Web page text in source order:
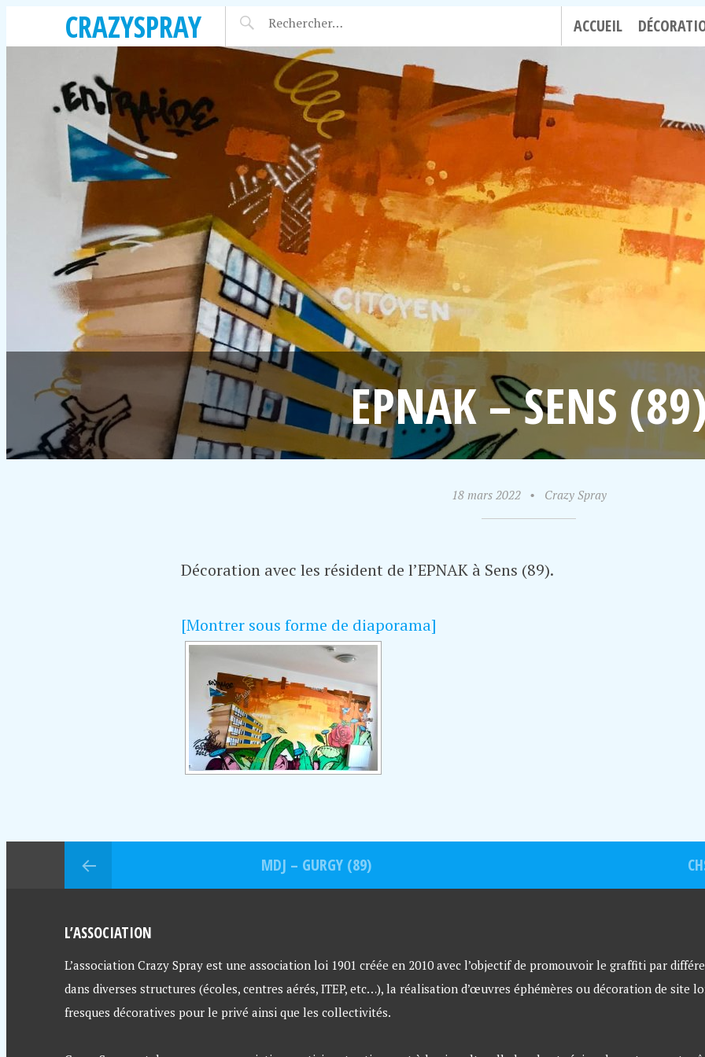
CRAZYSPRAY ACCUEIL
EPNAK – SENS
18 mars 2022 • Crazy Spray
Décoration avec les résident de l’EPNAK à Sens (89).
[Montrer sous forme de diaporama]
MDJ – GURGY (89)
L’ASSOCIATION
L’association Crazy Spray est une association loi 1901 créée en 2010 avec l’objectif de promouvoir le graffiti par
dans diverses structures (écoles, centres aérés, ITEP, etc…), la réalisation d’œuvres éphémères ou décoration de site
fresques décoratives pour le privé ainsi que les collectivités.